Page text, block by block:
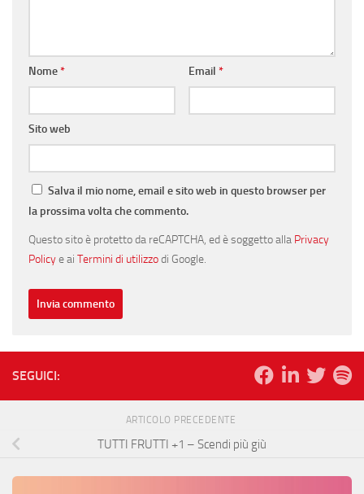
Nome* Email *
Sito web
Salva il mio nome, email e sito web in questo browser per
la prossima volta che commento.
Questo sito è protetto da reCAPTCHA, ed è soggetto alla Privacy
Policye ai Termini di utilizzodi Google.
SEGUICI:
ARTICOLO PRECEDENTE
TUTTI FRUTTI +1 – Scendi più giù